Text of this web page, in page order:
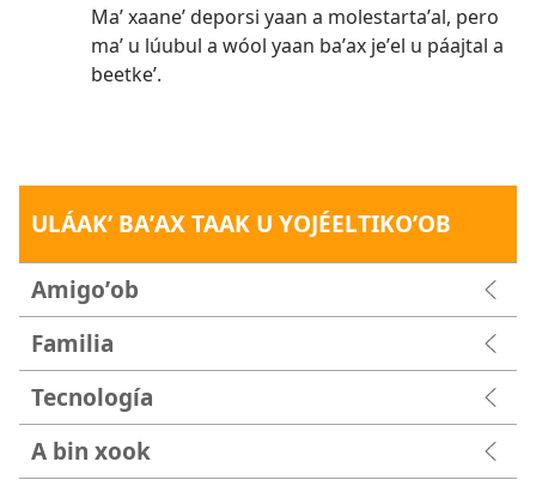
Maʼ xaaneʼ deporsi yaan a molestartaʼal, pero
maʼ u lúubul a wóol yaan baʼax jeʼel u páajtal a
beetkeʼ.
ULÁAKʼ BAʼAX TAAK U YOJÉELTIKOʼOB
Amigoʼob
Familia
Tecnología
A bin xook